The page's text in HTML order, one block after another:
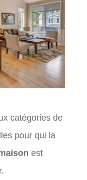
catégories de
pour qui la
est